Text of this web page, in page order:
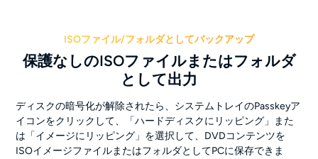
ISOファイル/フォルダとしてバックアップ
保護なしのISOファイルまたはフォルダ
として出力
ディスクの暗号化が解除されたら、システムトレイのPasskeyア
イコンをクリックして、「ハードディスクにリッピング」また
は「イメージにリッピング」を選択して、DVDコンテンツを
ISOイメージファイルまたはフォルダとしてPCに保存できま